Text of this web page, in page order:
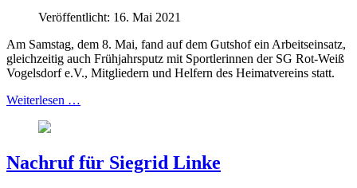
Veröffentlicht: 16. Mai 2021
Am Samstag, dem 8. Mai, fand auf dem Gutshof ein Arbeitseinsatz,
gleichzeitig auch Frühjahrsputz mit Sportlerinnen der SG Rot-Weiß
Vogelsdorf e.V., Mitgliedern und Helfern des Heimatvereins statt.
Weiterlesen …
Nachruf für Siegrid Linke